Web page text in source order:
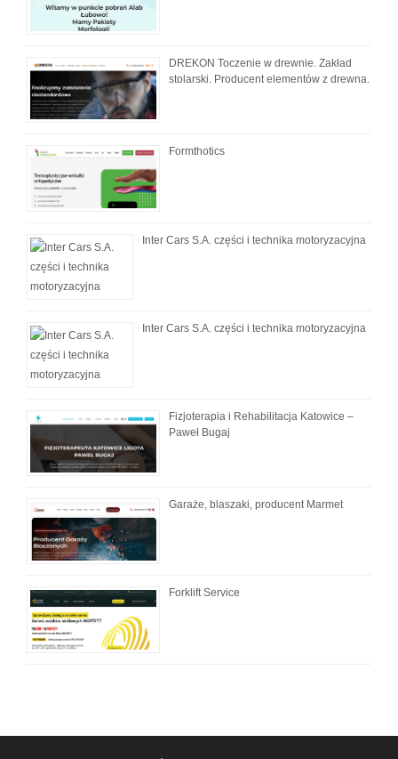
DREKON Toczenie w drewnie. Zakład
stolarski. Producent elementów z drewna.
Formthotics
Inter Cars S.A. części i technika motoryzacyjna
Inter Cars S.A. części i technika motoryzacyjna
Fizjoterapia i Rehabilitacja Katowice –
Paweł Bugaj
Garaże, blaszaki, producent Marmet
Forklift Service